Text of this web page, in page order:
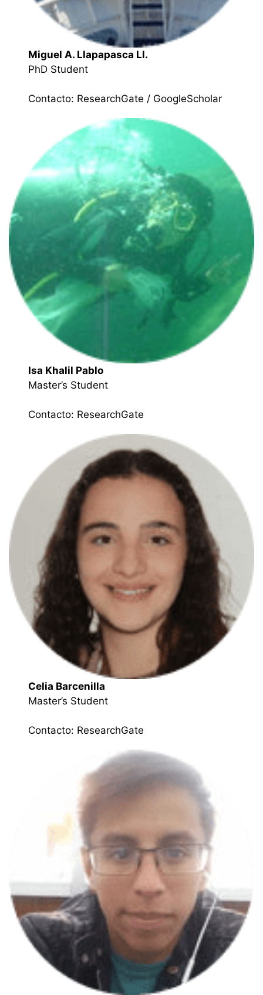
Miguel A. Llapapasca Ll.
PhD Student
Contacto: ResearchGate / GoogleScholar
Isa Khalil Pablo
Master’s Student
Contacto: ResearchGate
Celia Barcenilla
Master’s Student
Contacto: ResearchGate